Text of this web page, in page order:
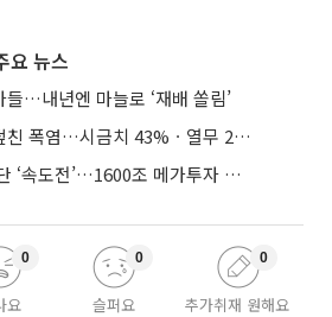
요 뉴스
…내년엔 마늘로 ‘재배 쏠림’
생산부터 밥상까지 덮친 폭염…시금치 43%ㆍ열무 28% 급등
용인·호남 반도체 산단 ‘속도전’…1600조 메가투자 이행 총력
요
0
슬퍼요
0
추가취재 원해요
0